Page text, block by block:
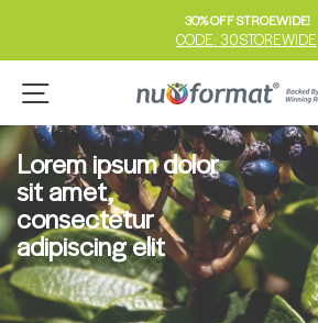
内
暂
幻
灯
片
30% OFF STROEWIDE!
CODE: 30STOREWIDE
Lorem ipsum dolor
sit amet,
consectetur
adipiscing elit